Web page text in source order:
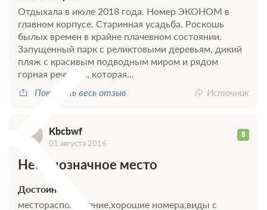
Отдыхала в июле 2018 года. Номер ЭКОНОМ в
главном корпусе. Старинная усадьба. Роскошь
былых времен в крайне плачевном состоянии.
Запущенный парк с реликтовыми деревьям, дикий
пляж с красивым подводным миром и рядом
горная речушка, которая...
Показать весь отзыв
Источник
Kbcbwf 8
01 августа 2016
Неоднозначное место
Достоинства
месторасположение,хорошие номера,виды с